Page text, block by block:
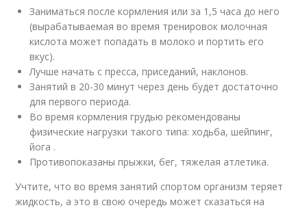
Заниматься после кормления или за 1,5 часа до него
(вырабатываемая во время тренировок молочная
кислота может попадать в молоко и портить его
вкус).
Лучше начать с пресса, приседаний, наклонов.
Занятий в 20-30 минут через день будет достаточно
для первого периода.
Во время кормления грудью рекомендованы
физические нагрузки такого типа: ходьба, шейпинг,
йога .
Противопоказаны прыжки, бег, тяжелая атлетика.
Учтите, что во время занятий спортом организм теряет
жидкость, а это в свою очередь может сказаться на